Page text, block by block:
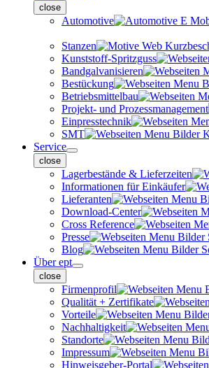
close
Automotive
Stanzen
Kunststoff-Spritzguss
Bandgalvanisieren
Bestückung
Betriebsmittelbau
Projekt- und Prozessmanagement
Einpresstechnik
SMT
Service
close
Lagerbestände & Lieferzeiten
Informationen für Einkäufer
Lieferanten
Download-Center
Cross Reference
Presse
Blog
Über ept
close
Firmenprofil
Qualität + Zertifikate
Vorteile
Nachhaltigkeit
Standorte
Impressum
Hinweisgeber-Portal